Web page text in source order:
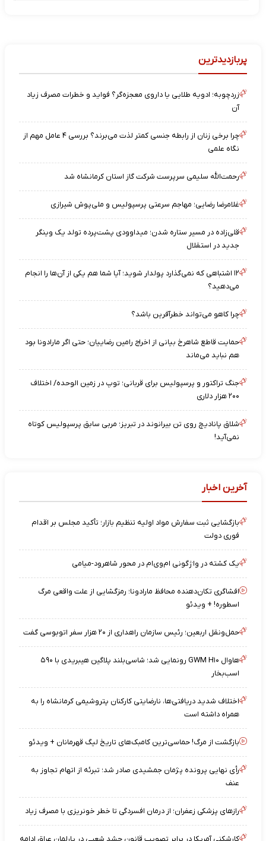
پربازدیدترین
زردچوبه؛ ادویه طلایی یا داروی معجزه‌گر؟ فواید و خطرات مصرف زیاد
آن
چرا برخی زنان از رابطه جنسی کمتر لذت می‌برند؟ بررسی ۴ عامل مهم از
نگاه علمی
رحمت‌الله سلیمی سرپرست شرکت گاز استان کرمانشاه شد
غلامرضا رضایی؛ مهاجم سرعتی پرسپولیس و ملی‌پوش شیرازی
قلی‌زاده در مسیر ستاره شدن؛ میداوودی پشت‌پرده تولد یک وینگر
جدید در استقلال
۱۲ اشتباهی که نمی‌گذارد پولدار شوید؛ آیا شما هم یکی از آن‌ها را انجام
می‌دهید؟
چرا کاهو می‌تواند خطرآفرین باشد؟
حمایت قاطع شاهرخ بیانی از اخراج رامین رضاییان؛ حتی اگر مارادونا بود
هم نباید می‌ماند
جنگ تراکتور و پرسپولیس برای قربانی؛ توپ در زمین الوحده/ اختلاف
۲۰۰ هزار دلاری
شلاق پانادیچ روی تن بیرانوند در تبریز؛ مربی سابق پرسپولیس کوتاه
نمی‌آید!
آخرین اخبار
بازگشایی ثبت سفارش مواد اولیه تنظیم بازار؛ تأکید مجلس بر اقدام
فوری دولت
یک کشته در واژگونی ام‌وی‌ام در محور شاهرود-میامی
افشاگری تکان‌دهنده محافظ مارادونا؛ رمزگشایی از علت واقعی مرگ
اسطوره! + ویدئو
حمل‌ونقل اربعین؛ رئیس سازمان راهداری از ۲۰ هزار سفر اتوبوسی گفت
هاوال GWM H۱۰ رونمایی شد؛ شاسی‌بلند پلاگین هیبریدی با ۵۹۰
اسب‌بخار
اختلاف شدید دریافتی‌ها، نارضایتی کارکنان پتروشیمی کرمانشاه را به
همراه داشته است
بازگشت از مرگ! حماسی‌ترین کامبک‌های تاریخ لیگ قهرمانان + ویدئو
رأی نهایی پرونده پژمان جمشیدی صادر شد؛ تبرئه از اتهام تجاوز به
عنف
رازهای پزشکی زعفران؛ از درمان افسردگی تا خطر خونریزی با مصرف زیاد